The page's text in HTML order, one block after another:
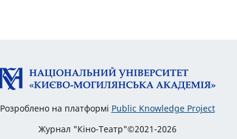
Розроблено на платформі Public Knowledge Project
Журнал "Кіно-Театр"©2021-2026